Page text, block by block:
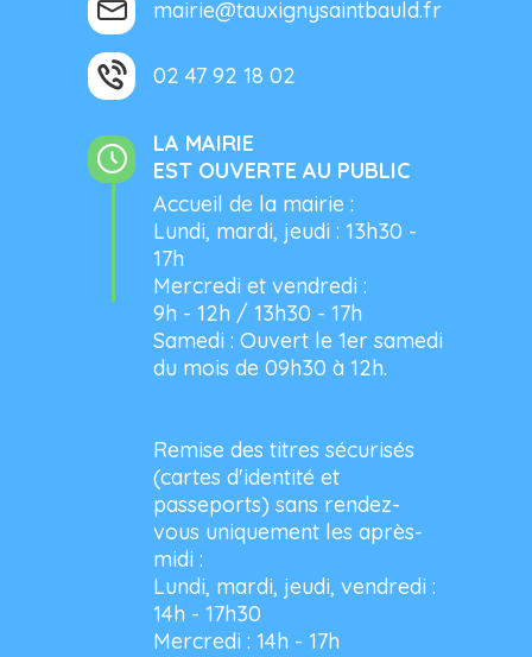
mairie@tauxignysaintbauld.fr
02 47 92 18 02
LA MAIRIE
EST OUVERTE AU PUBLIC
Accueil de la mairie :
Lundi, mardi, jeudi : 13h30 -
17h
Mercredi et vendredi :
9h - 12h / 13h30 - 17h
Samedi : Ouvert le 1er samedi
du mois de 09h30 à 12h.
Remise des titres sécurisés
(cartes d'identité et
passeports) sans rendez-
vous uniquement les après-
midi :
Lundi, mardi, jeudi, vendredi :
14h - 17h30
Mercredi : 14h - 17h